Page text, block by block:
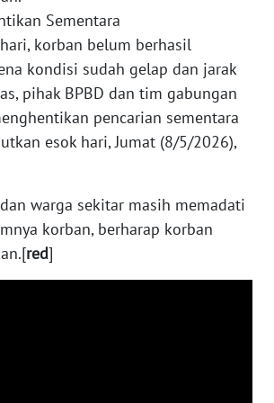
Sementara
korban belum berhasil
kondisi sudah gelap dan jarak
pihak BPBD dan tim gabungan
pencarian sementara
esok hari, Jumat (8/5/2026),
warga sekitar masih memadati
korban, berharap korban
red]